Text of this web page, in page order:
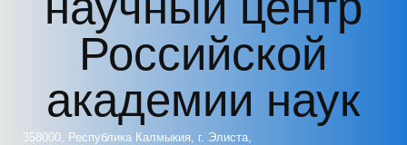
Российской
академии наук
358000, Республика Калмыкия, г. Элиста,